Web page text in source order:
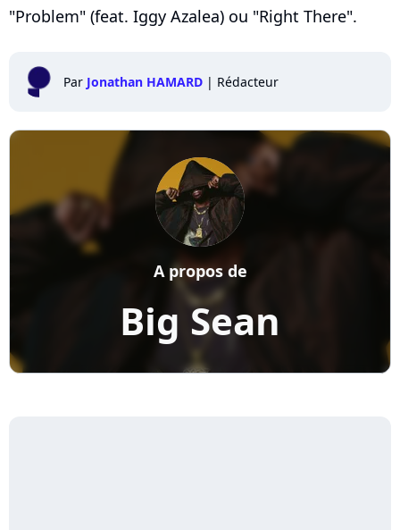
"Problem" (feat. Iggy Azalea) ou "Right There".
Par Jonathan HAMARD | Rédacteur
Big Sean
A propos de